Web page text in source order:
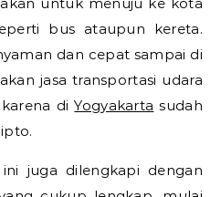
bus ataupun kereta.
dan cepat sampai di
jasa transportasi udara
karena diYogyakarta sudah
juga dilengkapi dengan